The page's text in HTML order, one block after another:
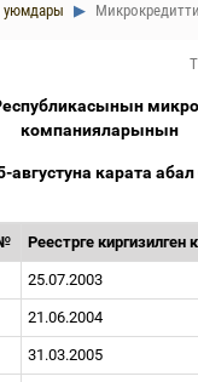
уюмдары
компанияларынын
карата
Реестрге киргизилген к
25.07.2003
21.06.2004
31.03.2005